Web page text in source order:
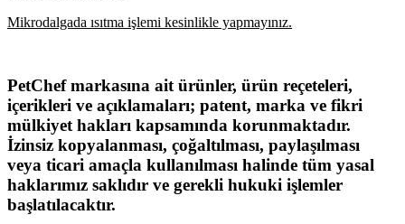
Mikrodalgada ısıtma işlemi kesinlikle yapmayınız.
PetChef markasına ait ürünler, ürün reçeteleri,
içerikleri ve açıklamaları; patent, marka ve fikri
mülkiyet hakları kapsamında korunmaktadır.
İzinsiz kopyalanması, çoğaltılması, paylaşılması
veya ticari amaçla kullanılması halinde tüm yasal
haklarımız saklıdır ve gerekli hukuki işlemler
başlatılacaktır.